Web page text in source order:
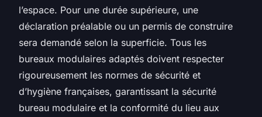
l’espace. Pour une durée supérieure, une
déclaration préalable ou un permis de construire
sera demandé selon la superficie. Tous les
bureaux modulaires adaptés doivent respecter
rigoureusement les normes de sécurité et
d’hygiène françaises, garantissant la sécurité
bureau modulaire et la conformité du lieu aux